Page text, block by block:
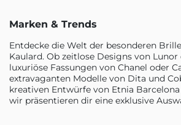
Marken & Trends
Entdecke die Welt der besonderen
Kaulard. Ob zeitlose Designs von
luxuriöse Fassungen von Chanel oder
extravaganten Modelle von Dita und
kreativen Entwürfe von Etnia
wir präsentieren dir eine exklusive